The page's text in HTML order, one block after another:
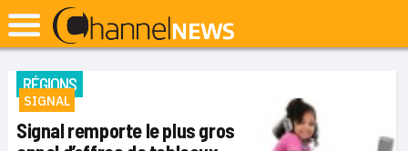
RÉGIONS
SIGNAL
Signal remporte le plus gros